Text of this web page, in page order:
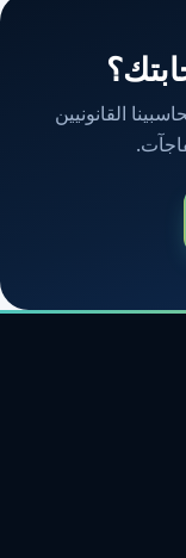
القانونيين